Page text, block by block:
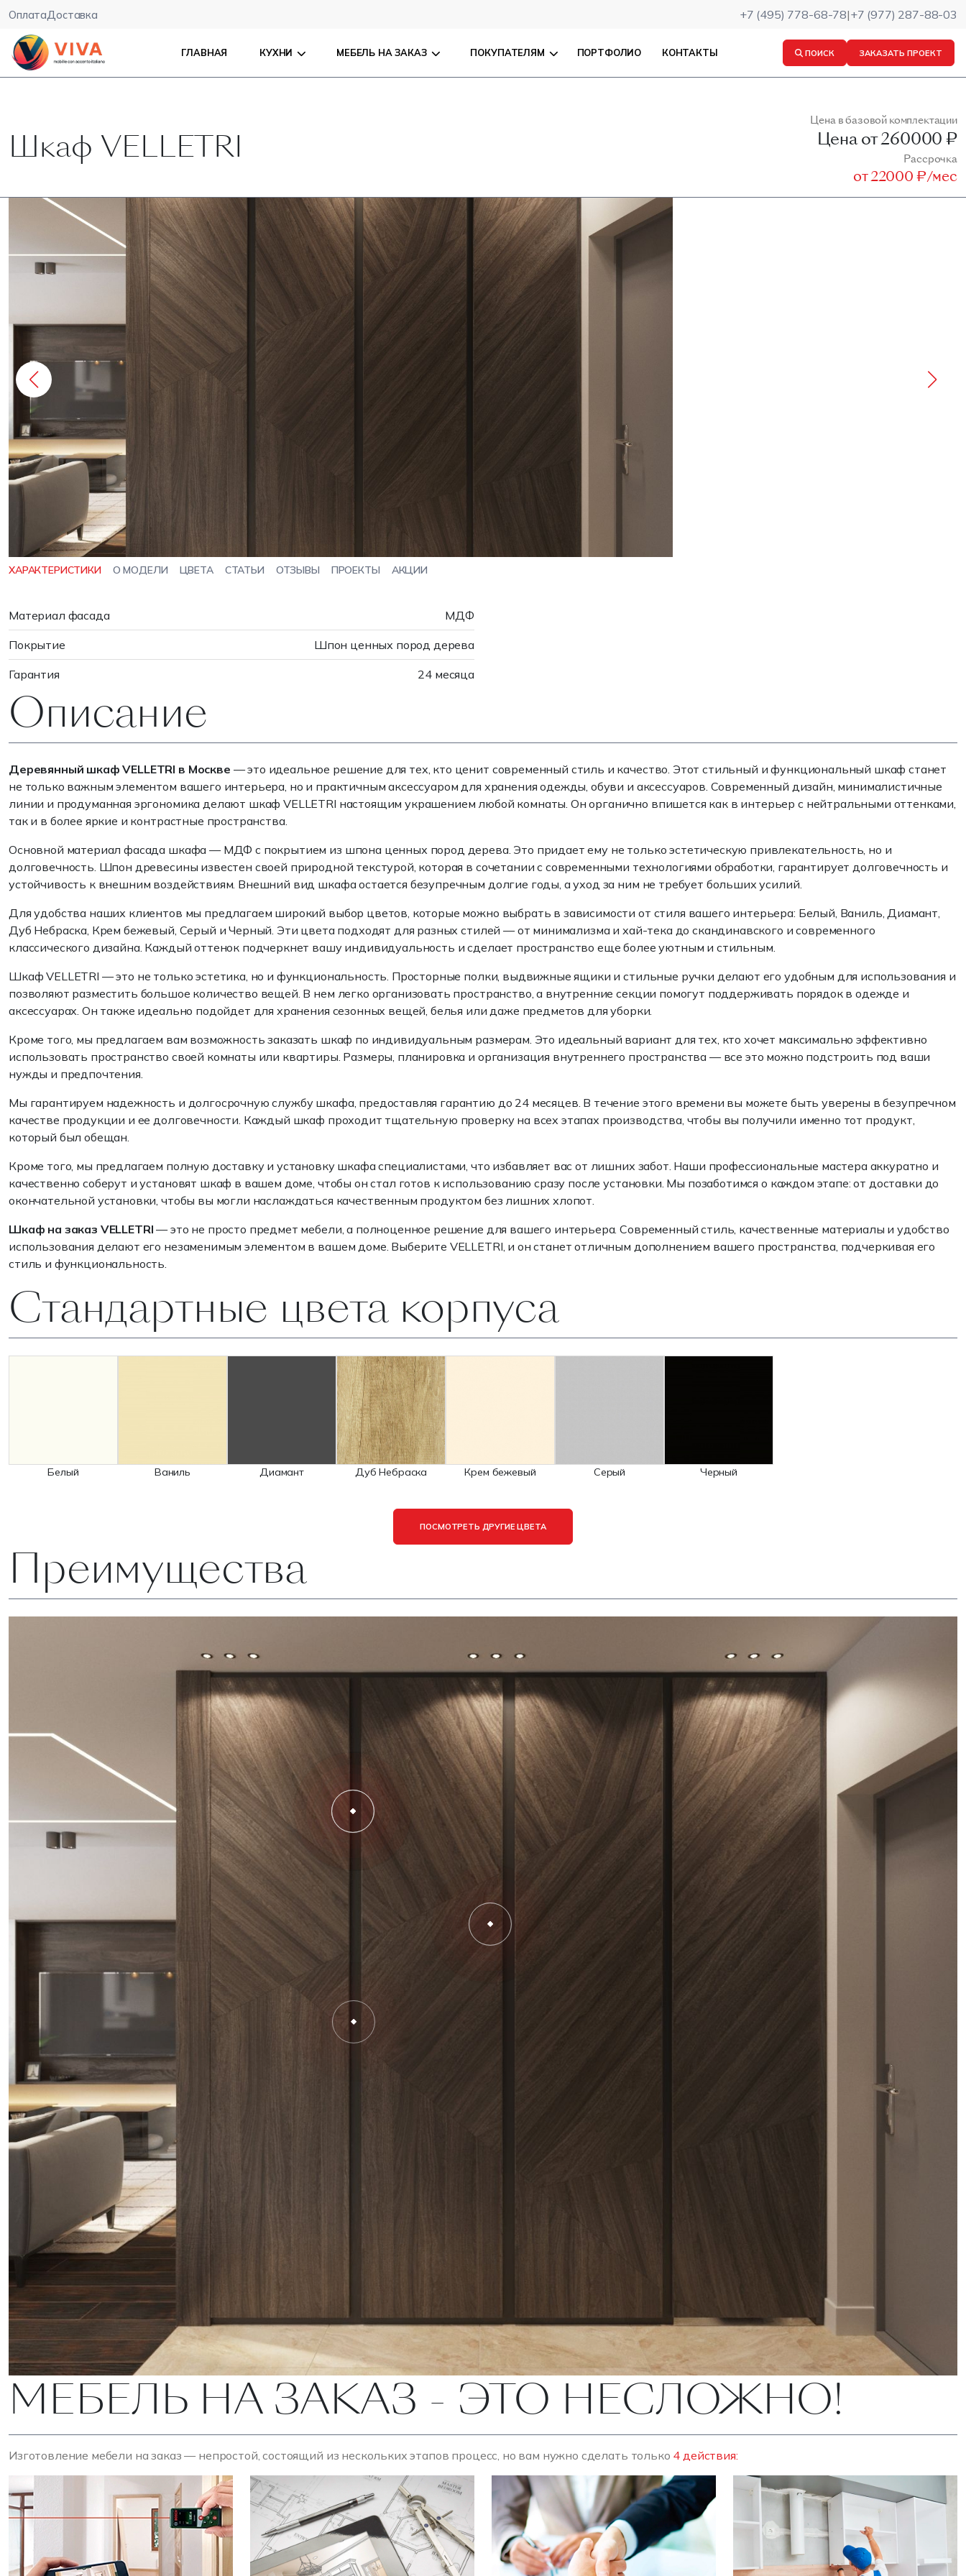
ОплатаДоставка +7 (495) 778-68-78|+7 (977) 287-88-03
ГЛАВНАЯ КУХНИ МЕБЕЛЬ НА ЗАКАЗ ПОКУПАТЕЛЯМ ПОРТФОЛИО КОНТАКТЫ ПОИСК ЗАКАЗАТЬ ПРОЕКТ
Шкаф VELLETRI
Цена в базовой комплектации
Цена от260000 ₽
Рассрочка
от22000 ₽/мес
ХАРАКТЕРИСТИКИ О МОДЕЛИ ЦВЕТА СТАТЬИ ОТЗЫВЫ ПРОЕКТЫ АКЦИИ
Материал фасада МДФ
Покрытие Шпон ценных пород дерева
Гарантия 24 месяца
Описание
Деревянный шкаф VELLETRI в Москве — это идеальное решение для тех, кто ценит современный стиль и качество. Этот стильный и функциональный шкаф станет
не только важным элементом вашего интерьера, но и практичным аксессуаром для хранения одежды, обуви и аксессуаров. Современный дизайн, минималистичные
линии и продуманная эргономика делают шкаф VELLETRI настоящим украшением любой комнаты. Он органично впишется как в интерьер с нейтральными оттенками,
так и в более яркие и контрастные пространства.
Основной материал фасада шкафа — МДФ с покрытием из шпона ценных пород дерева. Это придает ему не только эстетическую привлекательность, но и
долговечность. Шпон древесины известен своей природной текстурой, которая в сочетании с современными технологиями обработки, гарантирует долговечность и
устойчивость к внешним воздействиям. Внешний вид шкафа остается безупречным долгие годы, а уход за ним не требует больших усилий.
Для удобства наших клиентов мы предлагаем широкий выбор цветов, которые можно выбрать в зависимости от стиля вашего интерьера: Белый, Ваниль, Диамант,
Дуб Небраска, Крем бежевый, Серый и Черный. Эти цвета подходят для разных стилей — от минимализма и хай-тека до скандинавского и современного
классического дизайна. Каждый оттенок подчеркнет вашу индивидуальность и сделает пространство еще более уютным и стильным.
Шкаф VELLETRI — это не только эстетика, но и функциональность. Просторные полки, выдвижные ящики и стильные ручки делают его удобным для использования и
позволяют разместить большое количество вещей. В нем легко организовать пространство, а внутренние секции помогут поддерживать порядок в одежде и
аксессуарах. Он также идеально подойдет для хранения сезонных вещей, белья или даже предметов для уборки.
Кроме того, мы предлагаем вам возможность заказать шкаф по индивидуальным размерам. Это идеальный вариант для тех, кто хочет максимально эффективно
использовать пространство своей комнаты или квартиры. Размеры, планировка и организация внутреннего пространства — все это можно подстроить под ваши
нужды и предпочтения.
Мы гарантируем надежность и долгосрочную службу шкафа, предоставляя гарантию до 24 месяцев. В течение этого времени вы можете быть уверены в безупречном
качестве продукции и ее долговечности. Каждый шкаф проходит тщательную проверку на всех этапах производства, чтобы вы получили именно тот продукт,
который был обещан.
Кроме того, мы предлагаем полную доставку и установку шкафа специалистами, что избавляет вас от лишних забот. Наши профессиональные мастера аккуратно и
качественно соберут и установят шкаф в вашем доме, чтобы он стал готов к использованию сразу после установки. Мы позаботимся о каждом этапе: от доставки до
окончательной установки, чтобы вы могли наслаждаться качественным продуктом без лишних хлопот.
Шкаф на заказ VELLETRI — это не просто предмет мебели, а полноценное решение для вашего интерьера. Современный стиль, качественные материалы и удобство
использования делают его незаменимым элементом в вашем доме. Выберите VELLETRI, и он станет отличным дополнением вашего пространства, подчеркивая его
стиль и функциональность.
Стандартные цвета корпуса
Белый Ваниль Диамант Дуб Небраска Крем бежевый Серый Черный
ПОСМОТРЕТЬ ДРУГИЕ ЦВЕТА
Преимущества
МЕБЕЛЬ НА ЗАКАЗ - ЭТО НЕСЛОЖНО!
Изготовление мебели на заказ — непростой, состоящий из нескольких этапов процесс, но вам нужно сделать только 4 действия: